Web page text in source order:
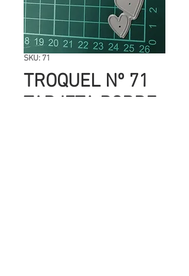
SKU: 71
TROQUEL Nº 71
TARJETA BORDE